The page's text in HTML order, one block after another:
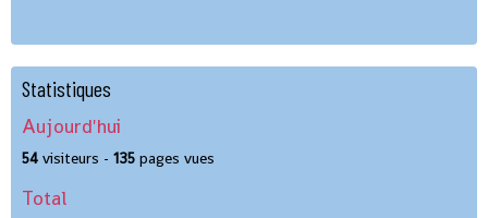
Statistiques
Aujourd'hui
54 visiteurs - 135 pages vues
Total